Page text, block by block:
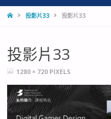
HOME投影片33 投影片33
投影片33
FULL1280 × 720 PIXELS